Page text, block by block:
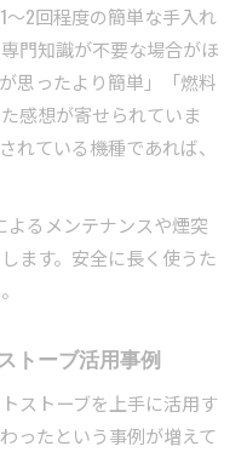
～2回程度の簡単な手入れ
門知識が不要な場合がほ
思ったより簡単」「燃料
感想が寄せられていま
れている機種であれば、
よるメンテナンスや煙突
ます。安全に長く使うた
トーブ活用事例
ストーブを上手に活用す
ったという事例が増えて